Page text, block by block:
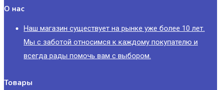
О нас
Наш магазин существует на рынке уже более 10 лет.
Мы с заботой относимся к каждому покупателю и
всегда рады помочь вам с выбором.
Товары